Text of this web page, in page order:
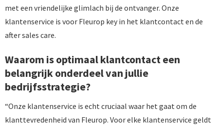
met een vriendelijke glimlach bij de ontvanger. Onze
klantenservice is voor Fleurop key in het klantcontact en de
after sales care.
Waarom is optimaal klantcontact een
belangrijk onderdeel van jullie
bedrijfsstrategie?
“Onze klantenservice is echt cruciaal waar het gaat om de
klanttevredenheid van Fleurop. Voor elke klantenservice geldt